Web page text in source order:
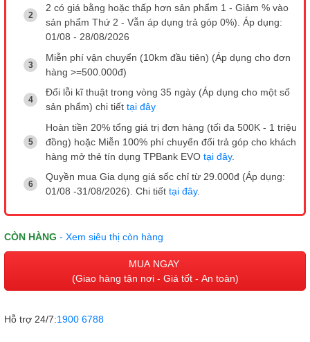
2 có giá bằng hoặc thấp hơn sản phẩm 1 - Giảm % vào
sản phẩm Thứ 2 - Vẫn áp dụng trả góp 0%). Áp dụng:
01/08 - 28/08/2026
Miễn phí vận chuyển (10km đầu tiên) (Áp dụng cho đơn
hàng >=500.000đ)
Đổi lỗi kĩ thuật trong vòng 35 ngày (Áp dụng cho một số
sản phẩm) chi tiết tại đây
Hoàn tiền 20% tổng giá trị đơn hàng (tối đa 500K - 1 triệu
đồng) hoặc Miễn 100% phí chuyển đổi trả góp cho khách
hàng mở thẻ tín dụng TPBank EVO tại đây.
Quyền mua Gia dụng giá sốc chỉ từ 29.000đ (Áp dụng:
01/08 -31/08/2026). Chi tiết tại đây.
CÒN HÀNG - Xem siêu thị còn hàng
MUA NGAY
(Giao hàng tận nơi - Giá tốt - An toàn)
Hỗ trợ 24/7:1900 6788